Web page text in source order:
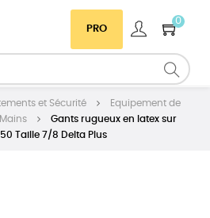
PRO
0
et Sécurité
Equipement de
Mains
Gants rugueux en latex sur
Taille 7/8 Delta Plus